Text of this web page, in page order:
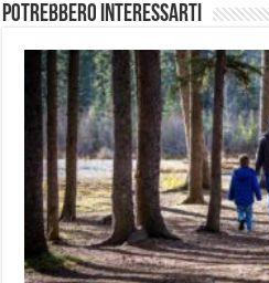
Potrebbero Interessarti